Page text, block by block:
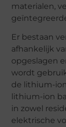
materialen,
Er bestaan
afhankelijk
opgeslagen
wordt
de lithium-
lithium-ion
in zowel
elektrische